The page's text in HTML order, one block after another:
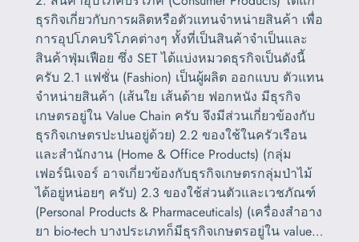
ธุรกิจเกี่ยวกับการผลิตหรือตัวแทนจำหน่ายสินค้า เพื่อ
การอุปโภคบริโภคต่างๆ ทั้งที่เป็นสินค้าจำเป็นและ
สินค้าฟุ่มเฟือย ซึ่ง SET ได้แบ่งหมวดธุรกิจเป็นดังนี้
ครับ 2.1 แฟชั่น (Fashion) เป็นผู้ผลิต ออกแบบ ตัวแทน
จำหน่ายสินค้า (เส้นใย เส้นด้าย ฟอกหนัง มีธุรกิจ
เกษตรอยู่ใน Value Chain ครับ จึงมีส่วนเกี่ยวข้องกับ
ธุรกิจเกษตรปะปนอยู่ด้วย) 2.2 ของใช้ในครัวเรือน
และสำนักงาน (Home & Office Products) (กลุ่ม
เฟอร์นิเจอร์ อาจเกี่ยวข้องกับธุรกิจเกษตรกลุ่มป่าไม้
ได้อยู่หน่อยๆ ครับ) 2.3 ของใช้ส่วนตัวและเวชภัณฑ์
(Personal Products & Pharmaceuticals) (เครื่องสำอาง
ยา bio-tech บางประเภทก็มีธุรกิจเกษตรอยู่ใน value…